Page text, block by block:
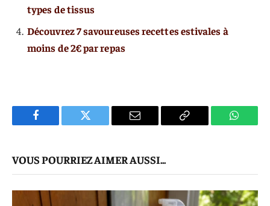
types de tissus
Découvrez 7 savoureuses recettes estivales à
moins de 2€ par repas
Facebook Twitter
E-
Copier
VOUS POURRIEZ AIMER AUSSI...